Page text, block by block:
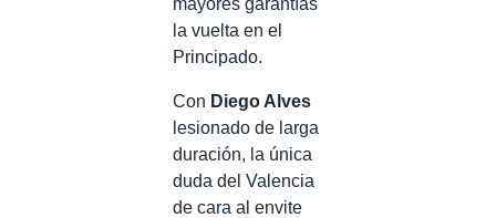
mayores garantías
la vuelta en el
Principado.
Con Diego Alves
lesionado de larga
duración, la única
duda del Valencia
de cara al envite